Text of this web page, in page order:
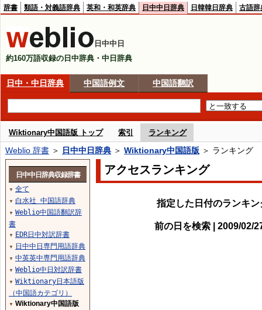
辞書 類語・対義語辞典 英和・和英辞典 日中中日辞典 日韓韓日辞典 古語辞
日中中日
約160万語収録の日中辞典・中日辞典
日中・中日辞典 中国語例文 中国語翻訳
Wiktionary中国語版 トップ 索引 ランキング
Weblio 辞書 ＞ 日中中日辞典 ＞ Wiktionary中国語版 ＞ ランキング
アクセスランキング
指定した日付のランキ
前の日を検索 | 2009/02/
日中中日辞典収録辞書
▼ 全て
▼ 白水社 中国語辞典
▼ Weblio中国語翻訳辞
書
▼ EDR日中対訳辞書
▼ 日中中日専門用語辞典
▼ 中英英中専門用語辞典
▼ Weblio中日対訳辞書
▼ Wiktionary日本語版
（中国語カテゴリ）
▼ Wiktionary中国語版